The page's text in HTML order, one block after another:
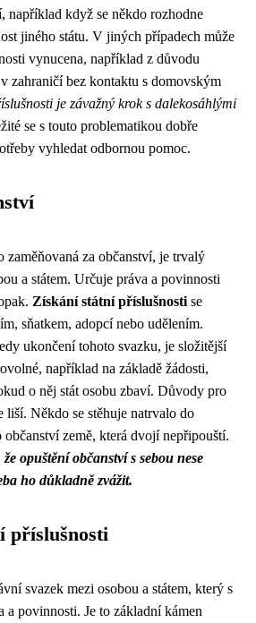
například když se někdo rozhodne
jiného státu. V jiných případech může
vynucena, například z důvodu
zahraničí bez kontaktu s domovským
je závažný krok s dalekosáhlými
se s touto problematikou dobře
vyhledat odbornou pomoc.
zaměňovaná za občanství, je trvalý
a státem. Určuje práva a povinnosti
Získání státní příslušnosti se
sňatkem, adopcí nebo udělením.
ukončení tohoto svazku, je složitější
například na základě žádosti,
o něj stát osobu zbaví. Důvody pro
liší. Někdo se stěhuje natrvalo do
země, která dvojí nepřipouští.
opuštění občanství s sebou nese
ho důkladně zvážit.
příslušnosti
svazek mezi osobou a státem, který s
a povinnosti. Je to základní kámen